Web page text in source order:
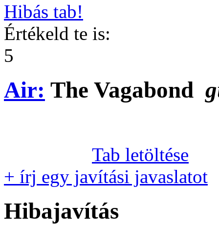
Hibás tab!
Értékeld te is:
5
Air: The Vagabond
Tab letöltése
+ írj egy javítási javaslatot
Hibajavítás